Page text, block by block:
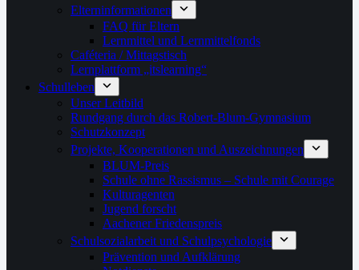
Elterninformationen
FAQ für Eltern
Lernmittel und Lernmittelfonds
Caféteria / Mittagstisch
Lernplattform „itslearning“
Schulleben
Unser Leitbild
Rundgang durch das Robert-Blum-Gymnasium
Schutzkonzept
Projekte, Kooperationen und Auszeichnungen
BLUM-Preis
Schule ohne Rassismus – Schule mit Courage
Kulturagenten
Jugend forscht
Aachener Friedenspreis
Schulsozialarbeit und Schulpsychologie
Prävention und Aufklärung